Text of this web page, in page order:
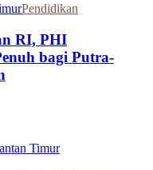
Pendidikan
RI, PHI
bagi Putra-
Timur